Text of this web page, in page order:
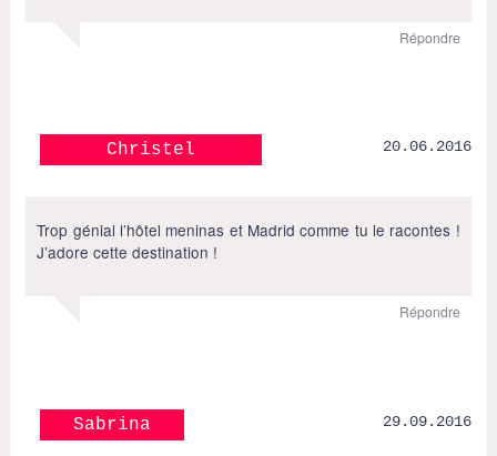
Répondre
Christel 20.06.2016
Trop génial l’hôtel meninas et Madrid comme tu le racontes !
J’adore cette destination !
Répondre
Sabrina 29.09.2016